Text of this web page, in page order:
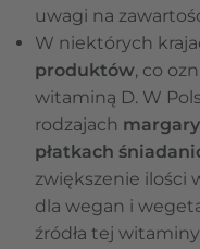
uwagi na
W niektórych
produktów, co
witaminą D. W
rodzajach
płatkach
zwiększenie ilości
dla wegan i
źródła tej